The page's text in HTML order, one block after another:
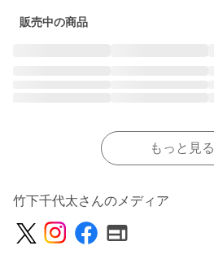
販売中の商品
もっと見る
竹下千代太さんのメディア